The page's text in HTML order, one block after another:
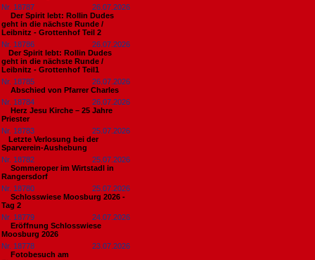
Nr. 18787
26.07.2026
Der Spirit lebt: Rollin Dudes
geht in die nächste Runde /
Leibnitz - Grottenhof Teil 2
Nr. 18786
26.07.2026
​Der Spirit lebt: Rollin Dudes
geht in die nächste Runde /
Leibnitz - Grottenhof Teil1
Nr. 18785
26.07.2026
Abschied von Pfarrer Charles
Nr. 18784
26.07.2026
Herz Jesu Kirche – 25 Jahre
Priester
Nr. 18783
25.07.2026
​Letzte Verlosung bei der
Sparverein-Aushebung
Nr. 18782
25.07.2026
Sommeroper im Wirtstadl in
Rangersdorf
Nr. 18780
25.07.2026
Schlosswiese Moosburg 2026 -
Tag 2
Nr. 18779
24.07.2026
Eröffnung Schlosswiese
Moosburg 2026
Nr. 18778
23.07.2026
Fotobesuch am